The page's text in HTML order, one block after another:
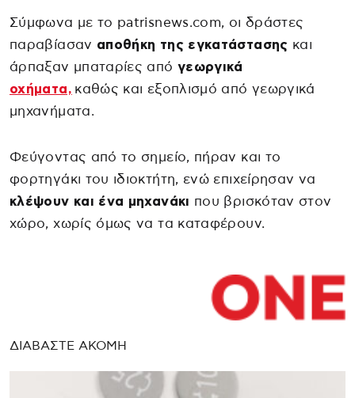
Σύμφωνα με το patrisnews.com, οι δράστες
παραβίασαν αποθήκη της εγκατάστασης και
άρπαξαν μπαταρίες από γεωργικά
οχήματα, καθώς και εξοπλισμό από γεωργικά
μηχανήματα.
Φεύγοντας από το σημείο, πήραν και το
φορτηγάκι του ιδιοκτήτη, ενώ επιχείρησαν να
κλέψουν και ένα μηχανάκι που βρισκόταν στον
χώρο, χωρίς όμως να τα καταφέρουν.
ΔΙΑΒΑΣΤΕ ΑΚΟΜΗ